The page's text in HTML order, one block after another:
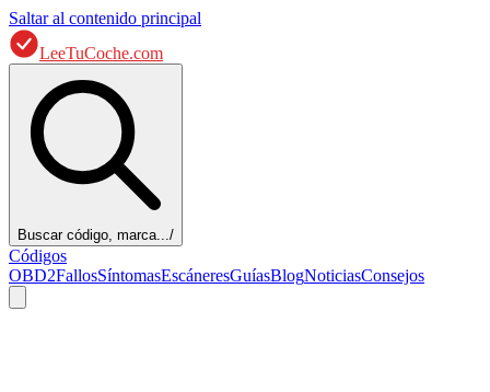
Saltar al contenido principal
LeeTuCoche.com
Buscar código, marca.../
Códigos
OBD2FallosSíntomasEscáneresGuíasBlogNoticiasConsejos